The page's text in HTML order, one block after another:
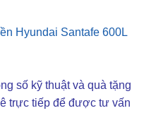
số kỹ thuật và quà tặng
trực tiếp để được tư vấn